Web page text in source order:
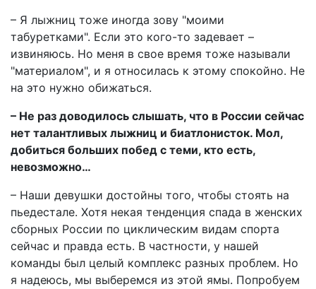
– Я лыжниц тоже иногда зову "моими
табуретками". Если это кого-то задевает –
извиняюсь. Но меня в свое время тоже называли
"материалом", и я относилась к этому спокойно. Не
на это нужно обижаться.
– Не раз доводилось слышать, что в России сейчас
нет талантливых лыжниц и биатлонисток. Мол,
добиться больших побед с теми, кто есть,
невозможно…
– Наши девушки достойны того, чтобы стоять на
пьедестале. Хотя некая тенденция спада в женских
сборных России по циклическим видам спорта
сейчас и правда есть. В частности, у нашей
команды был целый комплекс разных проблем. Но
я надеюсь, мы выберемся из этой ямы. Попробуем